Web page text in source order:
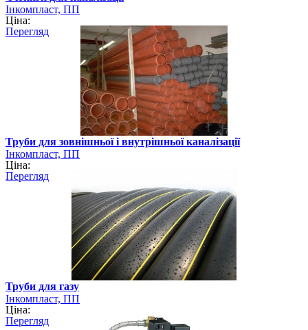
Інкомпласт, ПП
Ціна:
Перегляд
Труби для зовнішньої і внутрішньої каналізації
Інкомпласт, ПП
Ціна:
Перегляд
Труби для газу
Інкомпласт, ПП
Ціна:
Перегляд